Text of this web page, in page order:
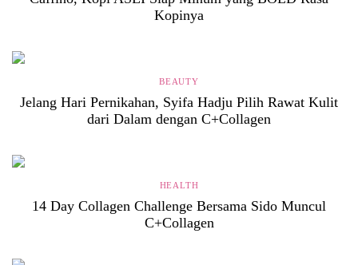
Kopinya
BEAUTY
Jelang Hari Pernikahan, Syifa Hadju Pilih Rawat Kulit
dari Dalam dengan C+Collagen
HEALTH
14 Day Collagen Challenge Bersama Sido Muncul
C+Collagen